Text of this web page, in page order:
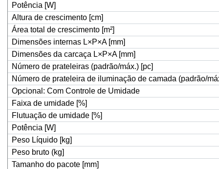
Potência [W]
Altura de crescimento [cm]
Área total de crescimento [m²]
Dimensões internas L×P×A [mm]
Dimensões da carcaça L×P×A [mm]
Número de prateleiras (padrão/máx.) [pc]
Número de prateleira de iluminação de camada (padrão/
Opcional: Com Controle de Umidade
Faixa de umidade [%]
Flutuação de umidade [%]
Potência [W]
Peso Líquido [kg]
Peso bruto (kg]
Tamanho do pacote [mm]